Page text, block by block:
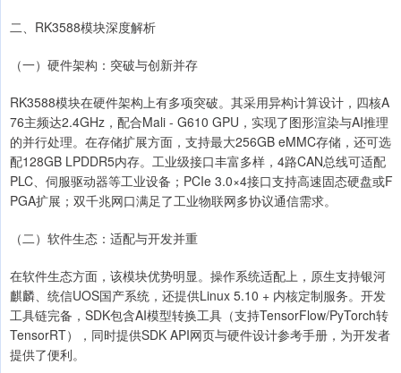
二、RK3588模块深度解析
（一）硬件架构：突破与创新并存
RK3588模块在硬件架构上有多项突破。其采用异构计算设计，四核A
76主频达2.4GHz，配合Mali - G610 GPU，实现了图形渲染与AI推理
的并行处理。在存储扩展方面，支持最大256GB eMMC存储，还可选
配128GB LPDDR5内存。工业级接口丰富多样，4路CAN总线可适配
PLC、伺服驱动器等工业设备；PCIe 3.0×4接口支持高速固态硬盘或F
PGA扩展；双千兆网口满足了工业物联网多协议通信需求。
（二）软件生态：适配与开发并重
在软件生态方面，该模块优势明显。操作系统适配上，原生支持银河
麒麟、统信UOS国产系统，还提供Linux 5.10 + 内核定制服务。开发
工具链完备，SDK包含AI模型转换工具（支持TensorFlow/PyTorch转
TensorRT），同时提供SDK API网页与硬件设计参考手册，为开发者
提供了便利。